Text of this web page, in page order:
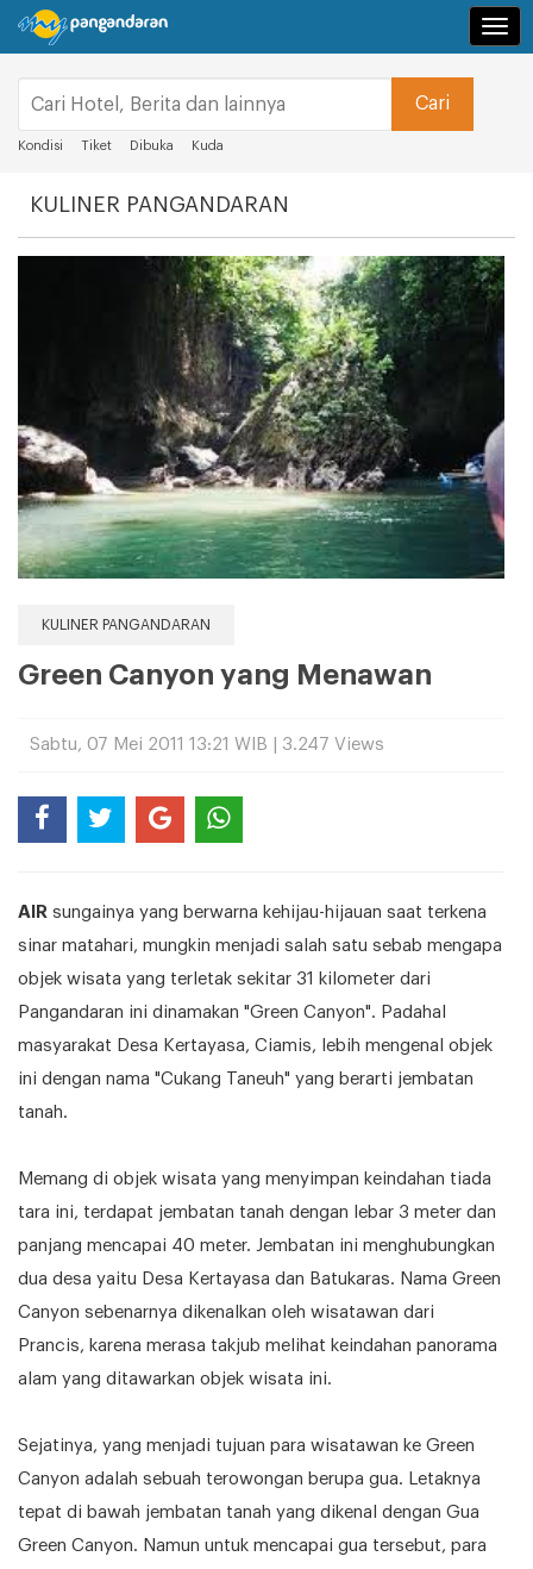
Kondisi Tiket Dibuka Kuda
KULINER PANGANDARAN
KULINER PANGANDARAN
Green Canyon yang Menawan
Sabtu, 07 Mei 2011 13:21 WIB | 3.247 Views
AIR sungainya yang berwarna kehijau-hijauan saat terkena
sinar matahari, mungkin menjadi salah satu sebab mengapa
objek wisata yang terletak sekitar 31 kilometer dari
Pangandaran ini dinamakan "Green Canyon". Padahal
masyarakat Desa Kertayasa, Ciamis, lebih mengenal objek
ini dengan nama "Cukang Taneuh" yang berarti jembatan
tanah.
Memang di objek wisata yang menyimpan keindahan tiada
tara ini, terdapat jembatan tanah dengan lebar 3 meter dan
panjang mencapai 40 meter. Jembatan ini menghubungkan
dua desa yaitu Desa Kertayasa dan Batukaras. Nama Green
Canyon sebenarnya dikenalkan oleh wisatawan dari
Prancis, karena merasa takjub melihat keindahan panorama
alam yang ditawarkan objek wisata ini.
Sejatinya, yang menjadi tujuan para wisatawan ke Green
Canyon adalah sebuah terowongan berupa gua. Letaknya
tepat di bawah jembatan tanah yang dikenal dengan Gua
Green Canyon. Namun untuk mencapai gua tersebut, para